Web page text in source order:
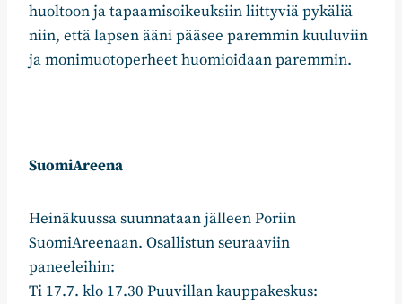
huoltoon ja tapaamisoikeuksiin liittyviä pykäliä
niin, että lapsen ääni pääsee paremmin kuuluviin
ja monimuotoperheet huomioidaan paremmin.
SuomiAreena
Heinäkuussa suunnataan jälleen Poriin
SuomiAreenaan. Osallistun seuraaviin
paneeleihin:
Ti 17.7. klo 17.30 Puuvillan kauppakeskus: